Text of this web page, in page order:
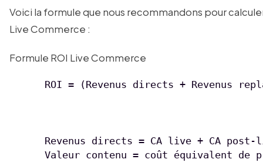
Voici la formule que nous recommandons pour
Live Commerce :
Formule ROI Live Commerce
ROI = (Revenus directs + Revenus
Revenus directs = CA live + CA